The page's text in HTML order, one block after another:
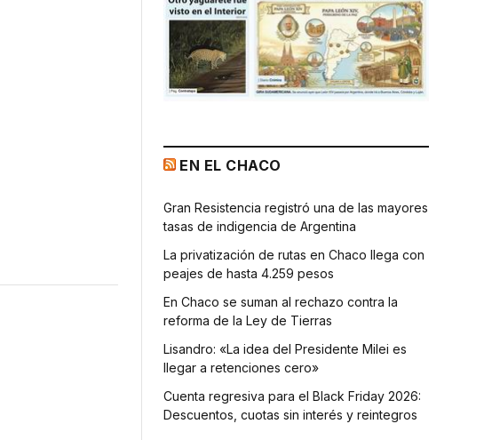
EN EL CHACO
Gran Resistencia registró una de las mayores
tasas de indigencia de Argentina
La privatización de rutas en Chaco llega con
peajes de hasta 4.259 pesos
En Chaco se suman al rechazo contra la
reforma de la Ley de Tierras
Lisandro: «La idea del Presidente Milei es
llegar a retenciones cero»
Cuenta regresiva para el Black Friday 2026:
Descuentos, cuotas sin interés y reintegros